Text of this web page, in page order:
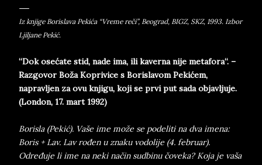
Iz knjige Borislava Pekića “Vreme reči”, Beograd, BIGZ, SKZ, 1993. Izbor
Ljiljane Pekić.
“Dok osećate stid, nade ima, ili kaverna nije metafora“. –
Razgovor Boža Koprivice s Borislavom Pekićem,
napravljen za ovu knjigu, koji se prvi put sada objavljuje.
(London, 17. mart 1992)
Borisla (Pekić). Vaše ime može se podeliti na dva imena:
Boris + Lav. Lav rođen u znaku vodolije (4. februar).
Određuje li ime na neki način sudbinu čoveka? Koja je vaša